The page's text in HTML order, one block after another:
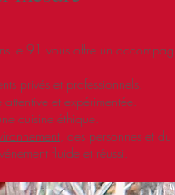
le 91 vous offre un
privés et professionnels.
et expérimentée.
cuisine éthique.
, des personnes et
fluide et réussi.